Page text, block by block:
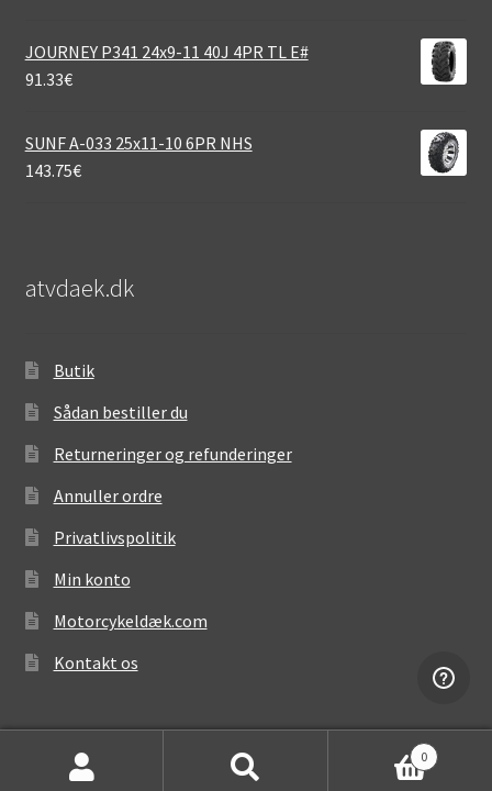
JOURNEY P341 24x9-11 40J 4PR TL E#
91.33€
SUNF A-033 25x11-10 6PR NHS
143.75€
atvdaek.dk
Butik
Sådan bestiller du
Returneringer og refunderinger
Annuller ordre
Privatlivspolitik
Min konto
Motorcykeldæk.com
Kontakt os
0